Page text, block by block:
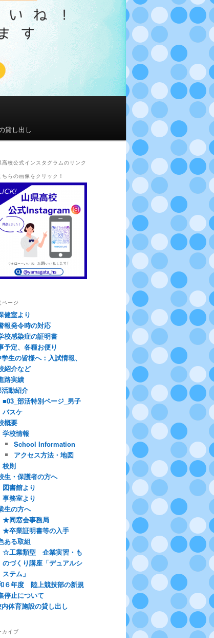
貸し出し
高校公式インスタグラムのリンク
ちらの画像をクリック！
ページ
室より
発令時の対応
感染症の証明書
予定、各種お便り
生の皆様へ：入試情報、
紹介など
路実績
動紹介
■03_部活特別ページ_男子
バスケ
概要
学校情報
School Information
アクセス方法・地図
校則
生・保護者の方へ
図書館より
事務室より
生の方へ
★同窓会事務局
★卒業証明書等の入手
ある取組
☆工業類型 企業実習・も
のづくり講座「デュアルシ
ステム」
６年度 陸上競技部の新規
停止について
体育施設の貸し出し
カイブ